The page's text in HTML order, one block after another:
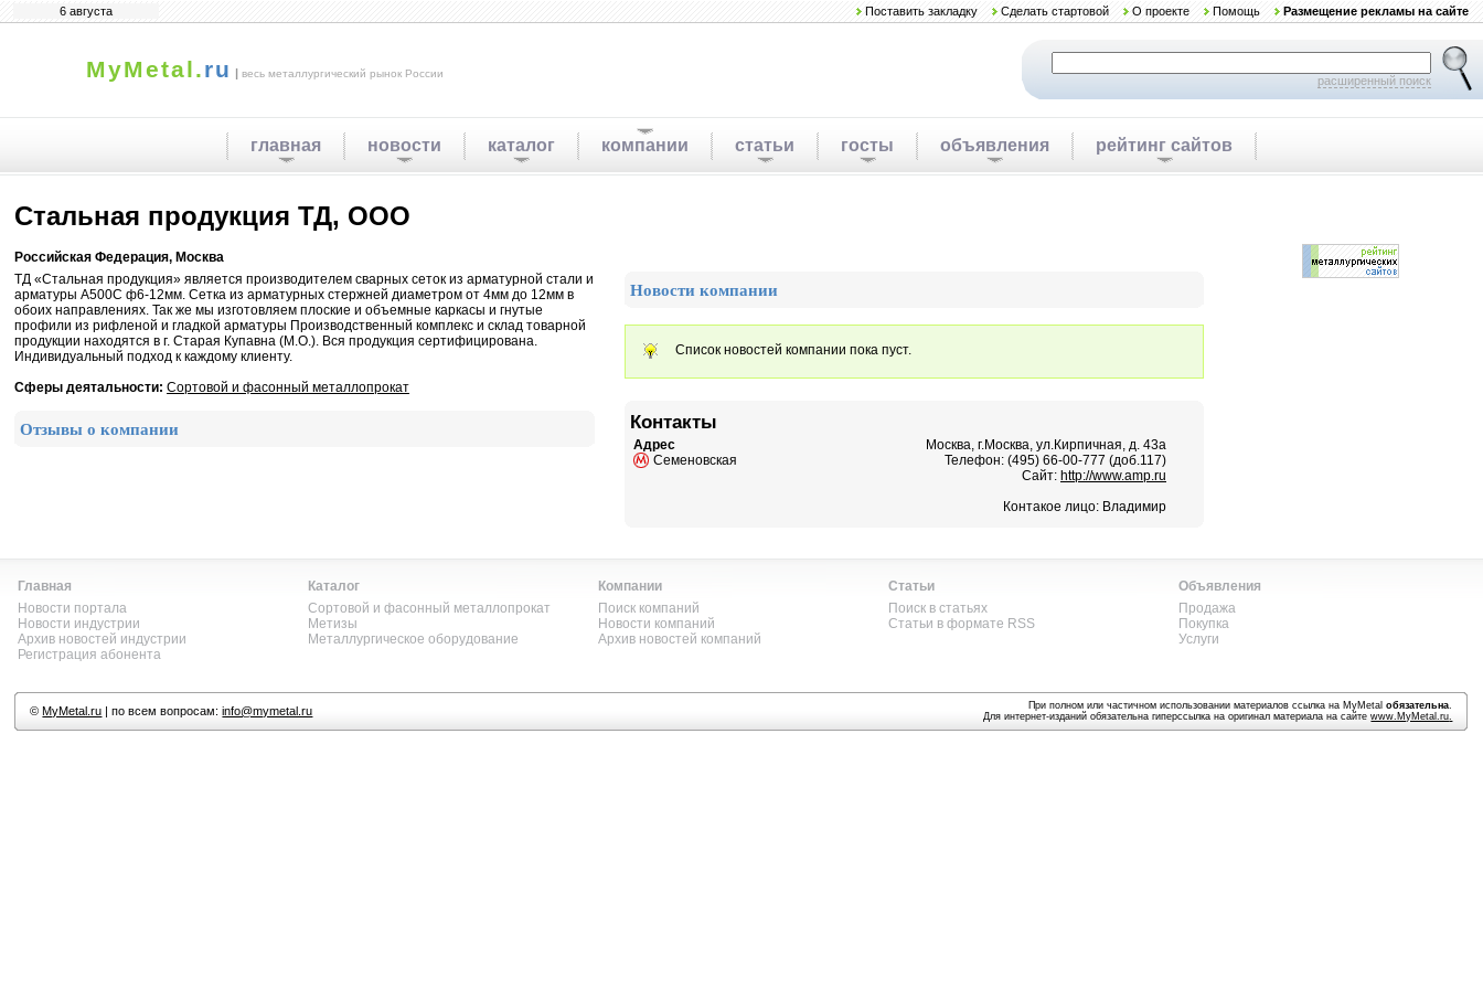
6 августа Поставить закладку Сделать стартовой О проекте Помощь Размещение рекламы на сайте
MyMetal.ru | весь металлургический рынок России
расширенный поиск
главная новости каталог компании статьи госты объявления рейтинг сайтов
Стальная продукция ТД, ООО
Российская Федерация, Москва
ТД «Стальная продукция» является производителем сварных сеток из арматурной стали и
арматуры А500С ф6-12мм. Сетка из арматурных стержней диаметром от 4мм до 12мм в
обоих направлениях. Так же мы изготовляем плоские и объемные каркасы и гнутые
профили из рифленой и гладкой арматуры Производственный комплекс и склад товарной
продукции находятся в г. Старая Купавна (М.О.). Вся продукция сертифицирована.
Индивидуальный подход к каждому клиенту.
Сферы деятальности: Сортовой и фасонный металлопрокат
Отзывы о компании
Новости компании
Список новостей компании пока пуст.
Контакты
Адрес
Семеновская
Москва, г.Москва, ул.Кирпичная, д. 43а
Телефон: (495) 66-00-777 (доб.117)
Сайт: http://www.amp.ru
Контакое лицо: Владимир
Главная
Новости портала
Новости индустрии
Архив новостей индустрии
Регистрация абонента
Каталог
Сортовой и фасонный металлопрокат
Метизы
Металлургическое оборудование
Компании
Поиск компаний
Новости компаний
Архив новостей компаний
Статьи
Поиск в статьях
Статьи в формате RSS
Объявления
Продажа
Покупка
Услуги
©MyMetal.ru | по всем вопросам:info@mymetal.ru При полном или частичном использовании материалов ссылка на MyMetalобязательна.
Для интернет-изданий обязательна гиперссылка на оригинал материала на сайтеwww.MyMetal.ru.